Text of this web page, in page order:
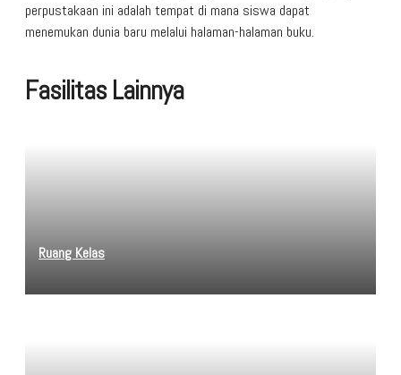
perpustakaan ini adalah tempat di mana siswa dapat
menemukan dunia baru melalui halaman-halaman buku.
Fasilitas Lainnya
Ruang Kelas